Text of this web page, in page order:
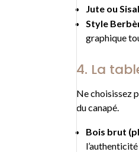
Jute ou
Style
graphique
4. La
Ne choisissez
du canapé.
Bois brut